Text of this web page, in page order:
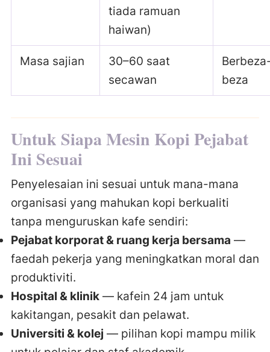
tiada ramuan
haiwan)
Masa sajian
30–60 saat
secawan
beza
Untuk Siapa Mesin Kopi Pejabat
Ini Sesuai
Penyelesaian ini sesuai untuk mana-mana
organisasi yang mahukan kopi berkualiti
tanpa menguruskan kafe sendiri:
Pejabat korporat & ruang kerja bersama —
faedah pekerja yang meningkatkan moral dan
produktiviti.
Hospital & klinik — kafein 24 jam untuk
kakitangan, pesakit dan pelawat.
Universiti & kolej — pilihan kopi mampu milik